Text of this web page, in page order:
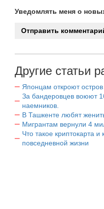
Уведомлять меня о
Другие статьи
Японцам откроют
За бандеровцев воюют
наемников.
В Ташкенте любят
Мигрантам вернули 4
Что такое криптокарта и
повседневной жизни